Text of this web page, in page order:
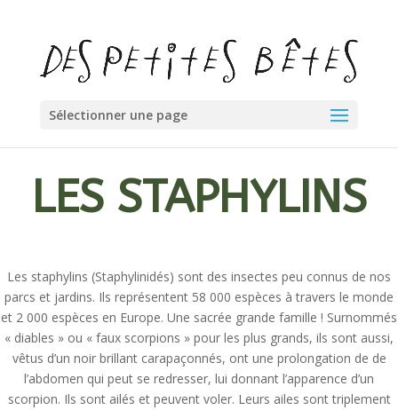
Sélectionner une page
LES STAPHYLINS
Les staphylins (Staphylinidés) sont des insectes peu connus de nos
parcs et jardins. Ils représentent 58 000 espèces à travers le monde
et 2 000 espèces en Europe. Une sacrée grande famille ! Surnommés
« diables » ou « faux scorpions » pour les plus grands, ils sont aussi,
vêtus d’un noir brillant carapaçonnés, ont une prolongation de de
l’abdomen qui peut se redresser, lui donnant l’apparence d’un
scorpion. Ils sont ailés et peuvent voler. Leurs ailes sont triplement